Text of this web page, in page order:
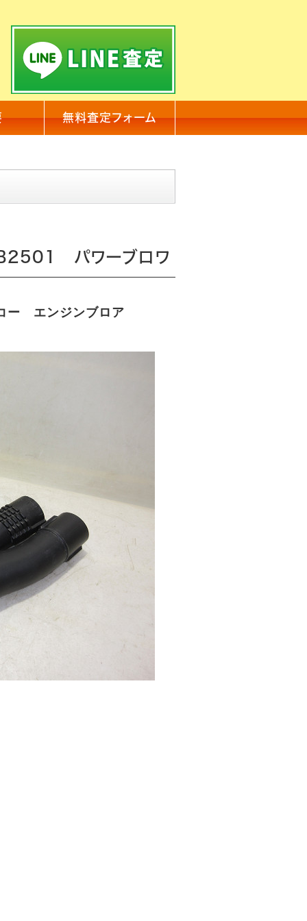
無料査定フォーム
パワーブロワ
ー エンジンブロア